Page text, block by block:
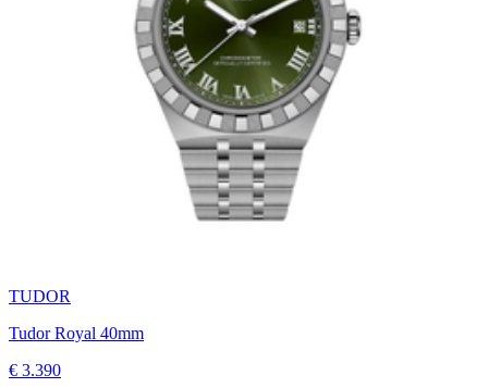
TUDOR
Tudor Royal 40mm
€ 3.390